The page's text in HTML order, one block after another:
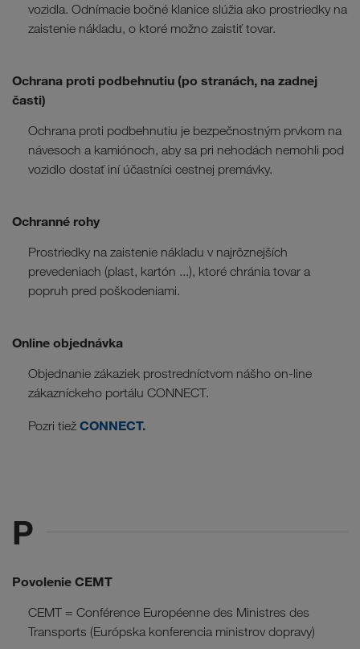
SK
vozidla. Odnímacie bočné klanice slúžia ako prostriedky na
zaistenie nákladu, o ktoré možno zaistiť tovar.
Ochrana proti podbehnutiu (po stranách, na zadnej
časti)
Ochrana proti podbehnutiu je bezpečnostným prvkom na
návesoch a kamiónoch, aby sa pri nehodách nemohli pod
vozidlo dostať iní účastníci cestnej premávky.
Ochranné rohy
Prostriedky na zaistenie nákladu v najrôznejších
prevedeniach (plast, kartón ...), ktoré chránia tovar a
popruh pred poškodeniami.
Online objednávka
Objednanie zákaziek prostredníctvom nášho on-line
zákazníckeho portálu CONNECT.
Pozri tiež CONNECT.
P
Povolenie CEMT
CEMT = Conférence Européenne des Ministres des
Transports (Európska konferencia ministrov dopravy)